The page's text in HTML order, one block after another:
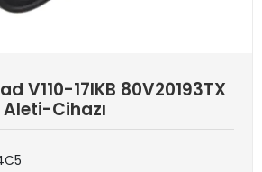
V110-17IKB 80V20193TX
Cihazı